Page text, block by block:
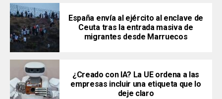
España envía al ejército al enclave de
Ceuta tras la entrada masiva de
migrantes desde Marruecos
¿Creado con IA? La UE ordena a las
empresas incluir una etiqueta que lo
deje claro